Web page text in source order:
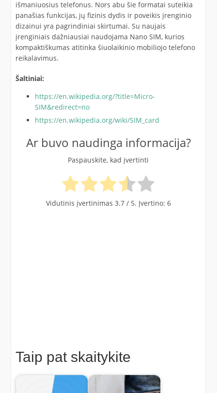
išmaniuosius telefonus. Nors abu šie formatai suteikia
panašias funkcijas, jų fizinis dydis ir poveikis įrenginio
dizainui yra pagrindiniai skirtumai. Su naujais
įrenginiais dažniausiai naudojama Nano SIM, kurios
kompaktiškumas atitinka šiuolaikinio mobiliojo telefono
reikalavimus.
Šaltiniai:
https://en.wikipedia.org/?title=Micro-
SIM&redirect=no
https://en.wikipedia.org/wiki/SIM_card
Ar buvo naudinga informacija?
Paspauskite, kad įvertinti
Vidutinis įvertinimas 3.7/ 5. Įvertino: 6
Taip pat skaitykite